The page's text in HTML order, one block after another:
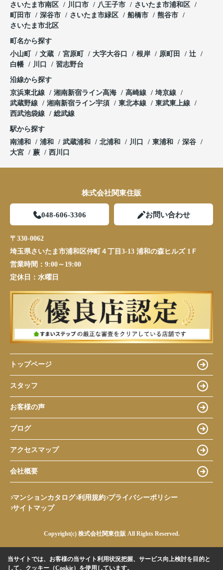
さいたま市南区
川口市 八王子市
さいたま市浦和区
町田市
深谷市 さいたま市緑区 船橋市
熊谷市
さいたま市北区
町名から探す
小山町
文蔵 宮原町 大字大谷口 根岸 原町田
辻
白幡
川口 習志野台
沿線から探す
京浜東北線
湘南新宿ライン高海 高崎線
埼京線
武蔵野線
湘南新宿ライン宇須 東北本線
東武東上線
西武池袋線
総武線
駅から探す
南浦和
浦和 武蔵浦和 北浦和 川口 東浦和
深谷
大宮
蕨 西川口
株式会社関東住販
048-606-3306 お問い合わせ
〒330-0062
埼玉県さいたま市浦和区仲町４丁目3-13 浦和の森ヒルズ 1Ｆ
営業時間： 9:00～19:00
定休日： 水曜日
トップページ
スタッフ
お客様の声
ブログ
アクセスマップ
会社概要
マンションカタログ 利用規約 プライバシーポリシー
サイトマップ
Copyright(c) 株式会社関東住販 All Rights Reserved.
当サイトでは、お客様の当サイト利用状況把握、サービス向上検討を目的と
して、クッキー（Cookie）を使用しています。